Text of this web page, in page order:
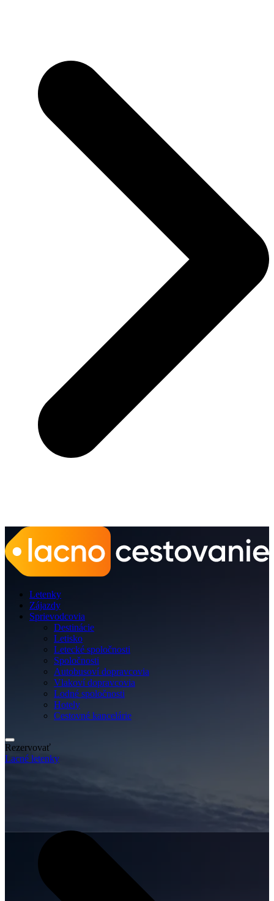
Letenky
Zájazdy
Sprievodcovia
Destinácie
Letisko
Letecké spoločnosti
Spoločnosti
Autobusoví dopravcovia
Vlakoví dopravcovia
Lodné spoločnosti
Hotely
Cestovné kancelárie
Rezervovať
Lacné letenky